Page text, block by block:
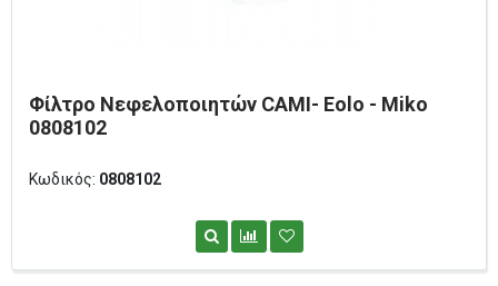
Φίλτρο Νεφελοποιητών CAMI- Eolo - Miko
0808102
Κωδικός: 0808102